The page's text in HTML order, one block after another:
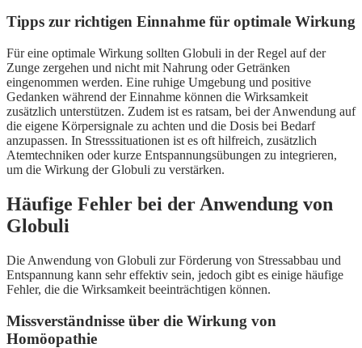
Tipps zur richtigen Einnahme für optimale Wirkung
Für eine optimale Wirkung sollten Globuli in der Regel auf der
Zunge zergehen und nicht mit Nahrung oder Getränken
eingenommen werden. Eine ruhige Umgebung und positive
Gedanken während der Einnahme können die Wirksamkeit
zusätzlich unterstützen. Zudem ist es ratsam, bei der Anwendung auf
die eigene Körpersignale zu achten und die Dosis bei Bedarf
anzupassen. In Stresssituationen ist es oft hilfreich, zusätzlich
Atemtechniken oder kurze Entspannungsübungen zu integrieren,
um die Wirkung der Globuli zu verstärken.
Häufige Fehler bei der Anwendung von
Globuli
Die Anwendung von Globuli zur Förderung von Stressabbau und
Entspannung kann sehr effektiv sein, jedoch gibt es einige häufige
Fehler, die die Wirksamkeit beeinträchtigen können.
Missverständnisse über die Wirkung von
Homöopathie